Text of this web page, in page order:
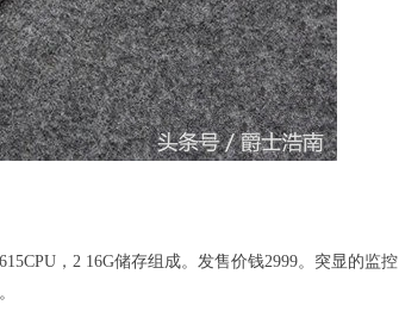
，2 16G储存组成。发售价钱2999。突显的监控